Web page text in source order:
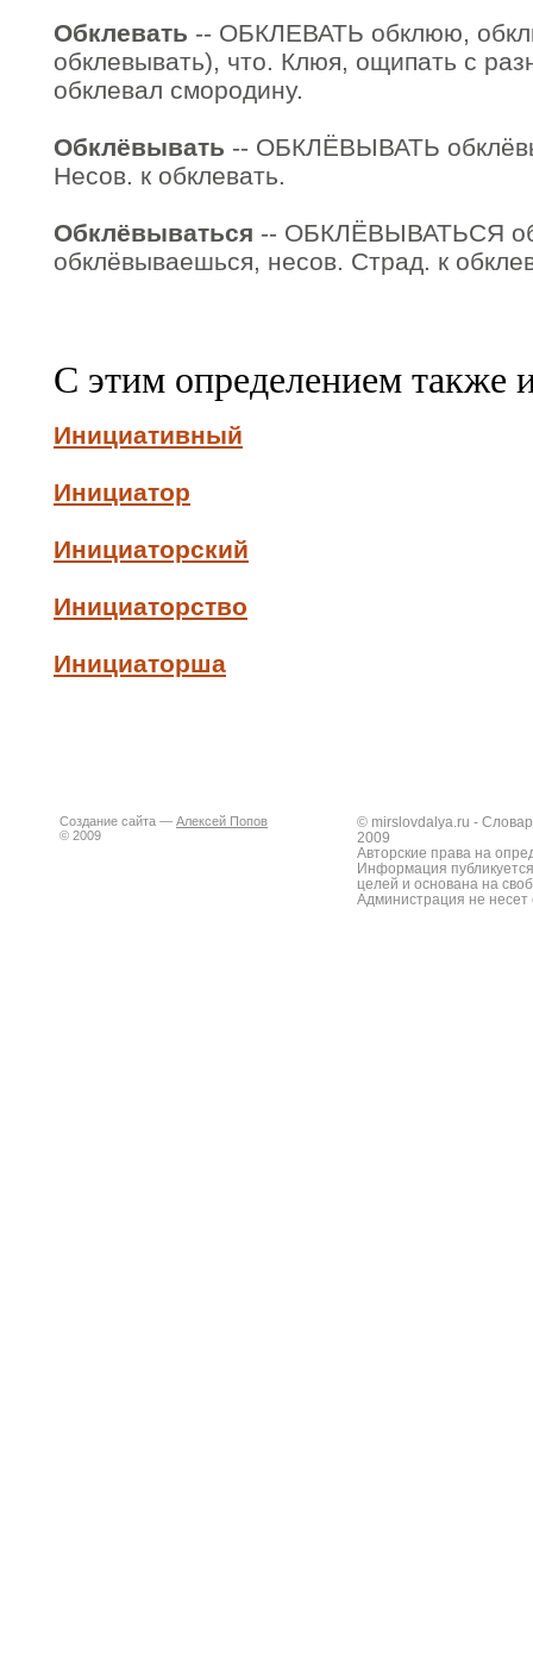
Обклевать -- ОБКЛЕВАТЬ обклюю,
обклевывать), что. Клюя, ощипать с
обклевал смородину.
Обклёвывать -- ОБКЛЁВЫВАТЬ
Несов. к обклевать.
Обклёвываться -- ОБКЛЁВЫВАТЬСЯ
обклёвываешься, несов. Страд. к
С этим определением также
Инициативный
Инициатор
Инициаторский
Инициаторство
Инициаторша
Создание сайта — Алексей Попов
© 2009
© mirslovdalya.ru -
2009
Авторские права на
Информация
целей и основана на
Администрация не несет